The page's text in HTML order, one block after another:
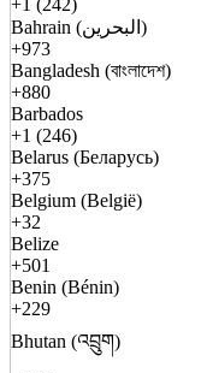
+1 (242)
Bahrain (البحرين)
+973
Bangladesh (বাংলাদেশ)
+880
Barbados
+1 (246)
Belarus (Беларусь)
+375
Belgium (België)
+32
Belize
+501
Benin (Bénin)
+229
Bhutan (འབྲུག)